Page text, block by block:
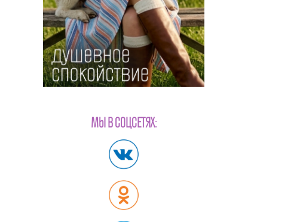
МЫ В СОЦСЕТЯХ: